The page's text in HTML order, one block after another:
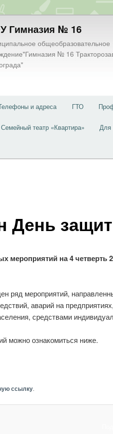
Гимназия № 16
общеобразовательное
№ 16
и адреса ГТО
Семейный театр «Квартира» Для
День
мероприятий на 4 четверть
ряд мероприятий,
аварий на
средствами
можно ознакомиться ниже.
ссылку.